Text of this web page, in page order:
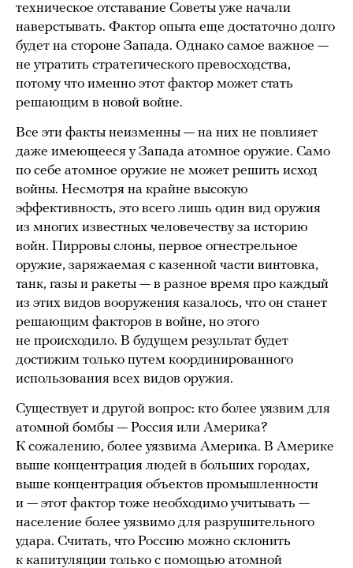
техническое отставание Советы уже начали
наверстывать. Фактор опыта еще достаточно долго
будет на стороне Запада. Однако самое важное —
не утратить стратегического превосходства,
потому что именно этот фактор может стать
решающим в новой войне.
Все эти факты неизменны — на них не повлияет
даже имеющееся у Запада атомное оружие. Само
по себе атомное оружие не может решить исход
войны. Несмотря на крайне высокую
эффективность, это всего лишь один вид оружия
из многих известных человечеству за историю
войн. Пирровы слоны, первое огнестрельное
оружие, заряжаемая с казенной части винтовка,
танк, газы и ракеты — в разное время про каждый
из этих видов вооружения казалось, что он станет
решающим факторов в войне, но этого
не происходило. В будущем результат будет
достижим только путем координированного
использования всех видов оружия.
Существует и другой вопрос: кто более уязвим для
атомной бомбы — Россия или Америка?
К сожалению, более уязвима Америка. В Америке
выше концентрация людей в больших городах,
выше концентрация объектов промышленности
и — этот фактор тоже необходимо учитывать —
население более уязвимо для разрушительного
удара. Считать, что Россию можно склонить
к капитуляции только с помощью атомной